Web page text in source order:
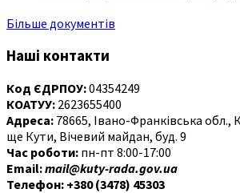
Більше документів
Наші контакти
Код ЄДРПОУ:04354249
КОАТУУ: 2623655400
Адреса: 78665, Івано-Франківська обл.,
ще Кути, Вічевий майдан, буд. 9
Час роботи: пн-пт 8:00-17:00
Email:mail@kuty-rada.gov.ua
Телефон: +380 (3478) 45303